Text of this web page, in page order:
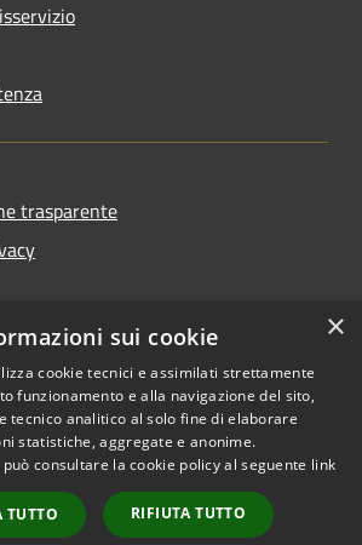
trasparente
accessibilità
Copyright © 2026 • Comune di
Andora • Powered by
Municipium•
Accesso
redazione
×
sui cookie
cookie tecnici e assimilati strettamente
funzionamento e alla navigazione del sito,
tecnico analitico al solo fine di elaborare
statistiche, aggregate e anonime.
consultare la cookie policy al seguente link
TUTTO RIFIUTA TUTTO